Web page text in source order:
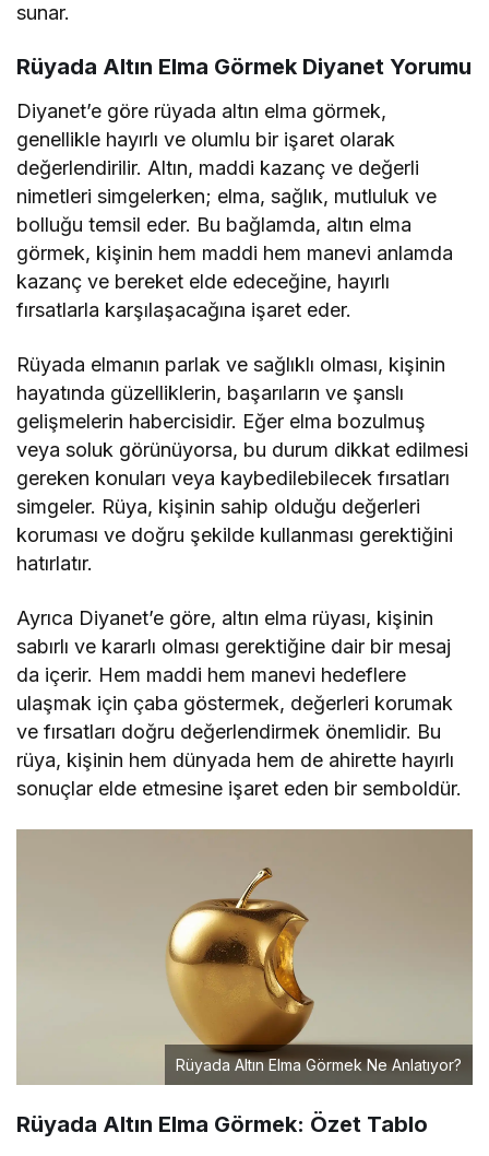
sunar.
Rüyada Altın Elma Görmek Diyanet Yorumu
Diyanet’e göre rüyada altın elma görmek,
genellikle hayırlı ve olumlu bir işaret olarak
değerlendirilir. Altın, maddi kazanç ve değerli
nimetleri simgelerken; elma, sağlık, mutluluk ve
bolluğu temsil eder. Bu bağlamda, altın elma
görmek, kişinin hem maddi hem manevi anlamda
kazanç ve bereket elde edeceğine, hayırlı
fırsatlarla karşılaşacağına işaret eder.
Rüyada elmanın parlak ve sağlıklı olması, kişinin
hayatında güzelliklerin, başarıların ve şanslı
gelişmelerin habercisidir. Eğer elma bozulmuş
veya soluk görünüyorsa, bu durum dikkat edilmesi
gereken konuları veya kaybedilebilecek fırsatları
simgeler. Rüya, kişinin sahip olduğu değerleri
koruması ve doğru şekilde kullanması gerektiğini
hatırlatır.
Ayrıca Diyanet’e göre, altın elma rüyası, kişinin
sabırlı ve kararlı olması gerektiğine dair bir mesaj
da içerir. Hem maddi hem manevi hedeflere
ulaşmak için çaba göstermek, değerleri korumak
ve fırsatları doğru değerlendirmek önemlidir. Bu
rüya, kişinin hem dünyada hem de ahirette hayırlı
sonuçlar elde etmesine işaret eden bir semboldür.
Rüyada Altın Elma Görmek Ne Anlatıyor?
Rüyada Altın Elma Görmek: Özet Tablo